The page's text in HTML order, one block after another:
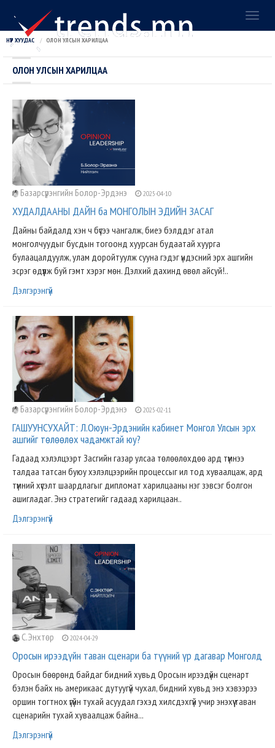
НҮҮР ХУУДАС ОЛОН УЛСЫН ХАРИЛЦАА
ОЛОН УЛСЫН ХАРИЛЦАА
Базарсүрэнгийн Болор-Эрдэнэ 2025-04-10
ХУДАЛДААНЫ ДАЙН ба МОНГОЛЫН ЭДИЙН ЗАСАГ
Дайны байдалд хэн ч бүсээ чангалж, биеэ бэлддэг атал
монголчуудыг бусдын тогоонд хуурсан будаатай хуурга
булаацалдуулж, улам доройтуулж сууна гэдэг үндэсний эрх ашгийн
эсрэг өдүүлж буй гэмт хэрэг мөн. Дэлхий дахинд өвөл айсуй!..
Дэлгэрэнгүй
Базарсүрэнгийн Болор-Эрдэнэ 2025-02-11
ГАШУУНСУХАЙТ: Л.Оюун-Эрдэнийн кабинет Монгол Улсын эрх
ашгийг төлөөлөх чадамжтай юу?
Гадаад хэлэлцээрт Засгийн газар улсаа төлөөлөхдөө ард түмнээ
талдаа татсан буюу хэлэлцээрийн процессыг ил тод хуваалцаж, ард
түмний хүсэлт шаардлагыг дипломат харилцааны нэг зэвсэг болгон
ашигладаг. Энэ стратегийг гадаад харилцаан..
Дэлгэрэнгүй
C.Энхтөр 2024-04-29
Оросын ирээдүйн таван сценари ба түүний үр дагавар Монголд
Оросын бөөрөнд байдаг бидний хувьд Оросын ирээдүйн сценарт
бэлэн байх нь америкаас дутуугүй чухал, бидний хувьд энэ хэвээрээ
оршин тогтнох үгүйн тухай асуудал гэхэд хилсдэхгүй учир энэхүү таван
сценарийн тухай хуваалцаж байна...
Дэлгэрэнгүй